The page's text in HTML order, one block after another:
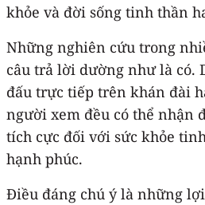
khỏe và đời sống tinh thần
Những nghiên cứu trong
câu trả lời dường như là có.
đấu trực tiếp trên khán đài
người xem đều có thể nhận
tích cực đối với sức khỏe
hạnh phúc.
Điều đáng chú ý là những